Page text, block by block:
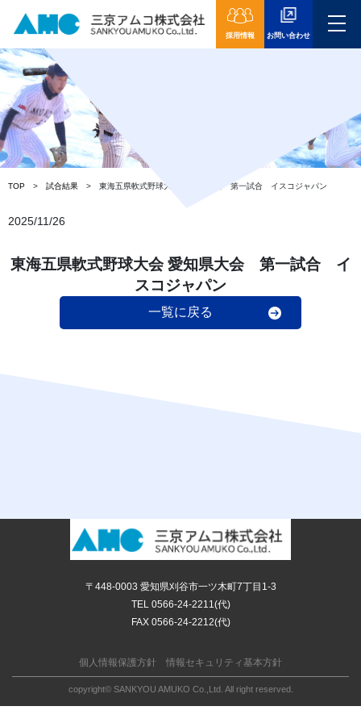
採用情報 お問い合わせ
TOP 試合結果 東海五県軟式野球大会 愛知県大会 第一試合 イスコジャパン
2025/11/26
東海五県軟式野球大会 愛知県大会 第一試合 イ
スコジャパン
一覧に戻る
〒448-0003 愛知県刈谷市一ツ木町7丁目1-3
TEL 0566-24-2211(代)
FAX 0566-24-2212(代)
個人情報保護方針 情報セキュリティ基本方針
copyright© SANKYOU AMUKO Co.,Ltd. All right reserved.